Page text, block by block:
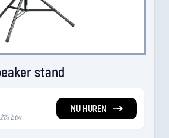
stand
btw.
NU HUREN